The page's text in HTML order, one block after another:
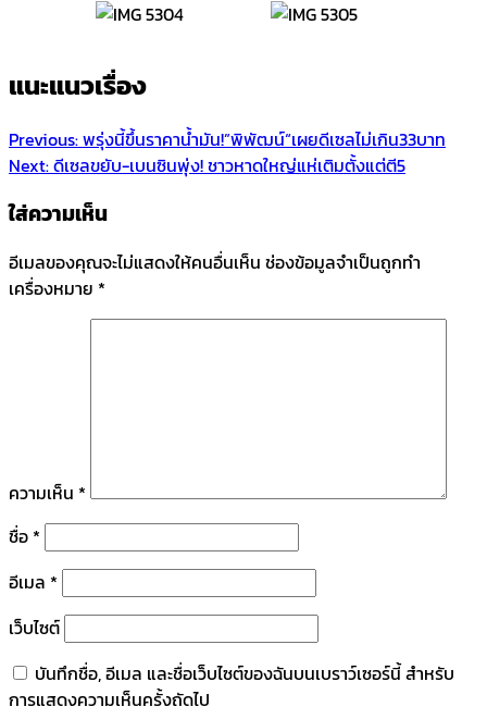
แนะแนวเรื่อง
Previous:พรุ่งนี้ขึ้นราคาน้ำมัน!”พิพัฒน์“เผยดีเซลไม่เกิน33บาท
Next:ดีเซลขยับ-เบนซินพุ่ง! ชาวหาดใหญ่แห่เติมตั้งแต่ตี5
ใส่ความเห็น
อีเมลของคุณจะไม่แสดงให้คนอื่นเห็น ช่องข้อมูลจำเป็นถูกทำ
เครื่องหมาย *
ความเห็น *
ชื่อ *
อีเมล *
เว็บไซต์
บันทึกชื่อ, อีเมล และชื่อเว็บไซต์ของฉันบนเบราว์เซอร์นี้ สำหรับ
การแสดงความเห็นครั้งถัดไป